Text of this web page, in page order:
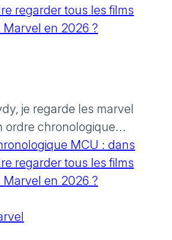
regarder tous les films
Marvel en 2026 ?
je regarde les marvel
ordre chronologique...
MCU : dans
regarder tous les films
Marvel en 2026 ?